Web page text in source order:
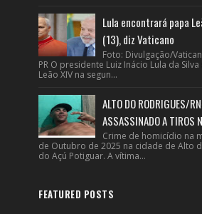
Lula encontrará papa
(13), diz Vaticano
Foto: Divulgação/
PR O presidente Luiz Inácio Lula da
Leão XIV na segun...
ALTO DO RODRIGUES/
ASSASSINADO A TIROS
Crime de homicídio na
de Outubro de 2025 na cidade de Alto
do Açú Potiguar. A vítima...
FEATURED POSTS